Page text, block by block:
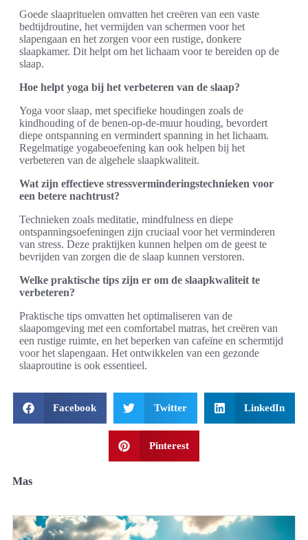
Goede slaaprituelen omvatten het creëren van een vaste
bedtijdroutine, het vermijden van schermen voor het
slapengaan en het zorgen voor een rustige, donkere
slaapkamer. Dit helpt om het lichaam voor te bereiden op de
slaap.
Hoe helpt yoga bij het verbeteren van de slaap?
Yoga voor slaap, met specifieke houdingen zoals de
kindhouding of de benen-op-de-muur houding, bevordert
diepe ontspanning en vermindert spanning in het lichaam.
Regelmatige yogabeoefening kan ook helpen bij het
verbeteren van de algehele slaapkwaliteit.
Wat zijn effectieve stressverminderingstechnieken voor
een betere nachtrust?
Technieken zoals meditatie, mindfulness en diepe
ontspanningsoefeningen zijn cruciaal voor het verminderen
van stress. Deze praktijken kunnen helpen om de geest te
bevrijden van zorgen die de slaap kunnen verstoren.
Welke praktische tips zijn er om de slaapkwaliteit te
verbeteren?
Praktische tips omvatten het optimaliseren van de
slaapomgeving met een comfortabel matras, het creëren van
een rustige ruimte, en het beperken van cafeïne en schermtijd
voor het slapengaan. Het ontwikkelen van een gezonde
slaaproutine is ook essentieel.
Facebook Twitter LinkedIn
Pinterest
Mas